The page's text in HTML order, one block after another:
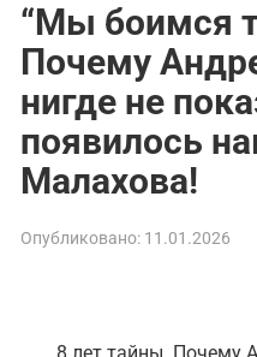
“Мы боимся
Почему
нигде не
появилось
Малахова!
Опубликовано: 11.01.2026